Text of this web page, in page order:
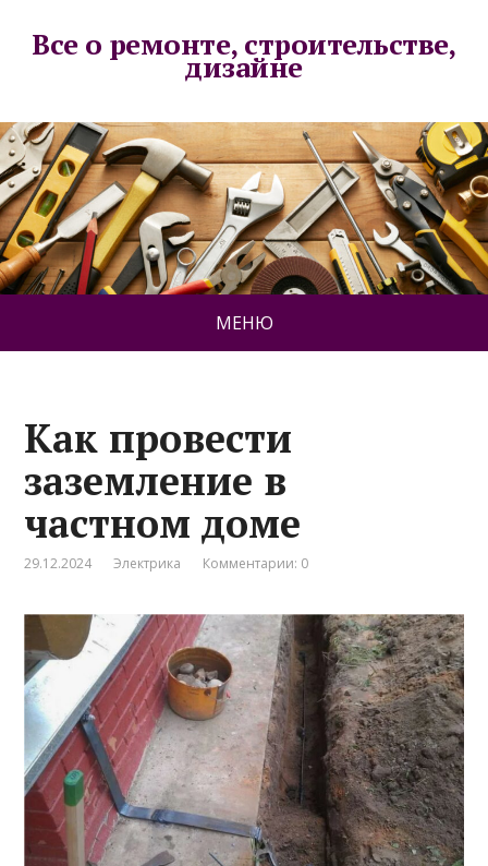
Все о ремонте, строительстве,
дизайне
МЕНЮ
Как провести
заземление в
частном доме
29.12.2024 Электрика Комментарии: 0